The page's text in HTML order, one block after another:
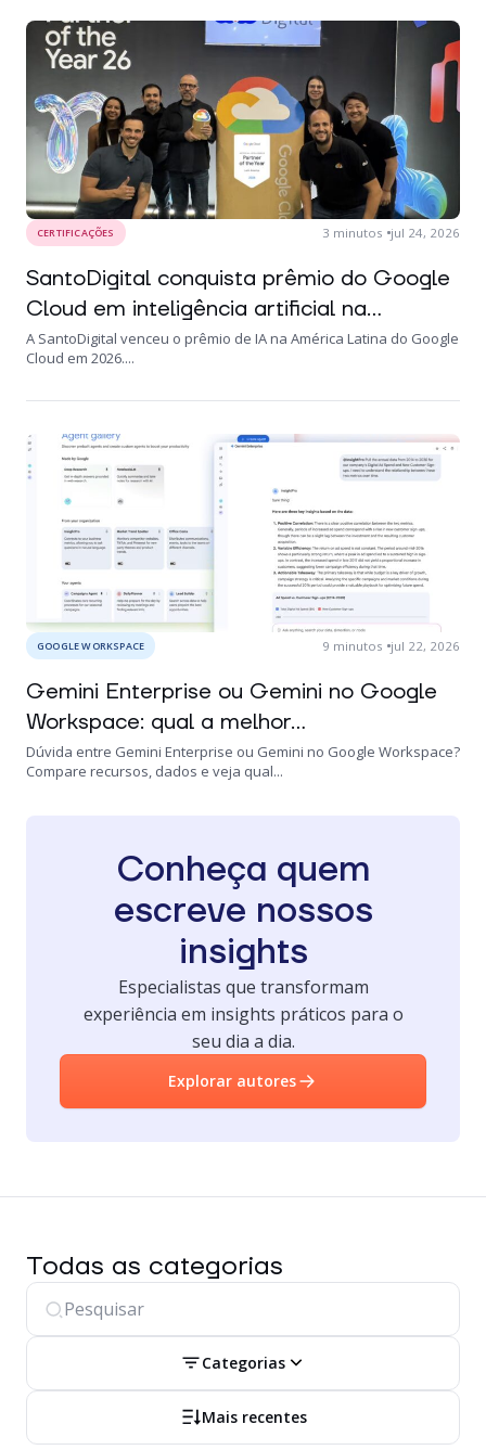
CERTIFICAÇÕES 3 minutos jul 24, 2026
SantoDigital conquista prêmio do Google
Cloud em inteligência artificial na...
A SantoDigital venceu o prêmio de IA na América Latina do Google
Cloud em 2026....
GOOGLE WORKSPACE 9 minutos jul 22, 2026
Gemini Enterprise ou Gemini no Google
Workspace: qual a melhor...
Dúvida entre Gemini Enterprise ou Gemini no Google Workspace?
Compare recursos, dados e veja qual...
Conheça quem
escreve nossos
insights
Especialistas que transformam
experiência em insights práticos para o
seu dia a dia.
Explorar autores
Todas as categorias
Categorias
Mais recentes